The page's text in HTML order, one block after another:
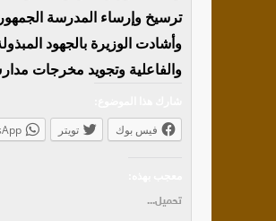
ترسيخ وإرساء المدرسة
وأشادت الوزيرة بالجهود
والفاعلية وتجويد مخرجات
فيس بوك تويتر
تحميل...